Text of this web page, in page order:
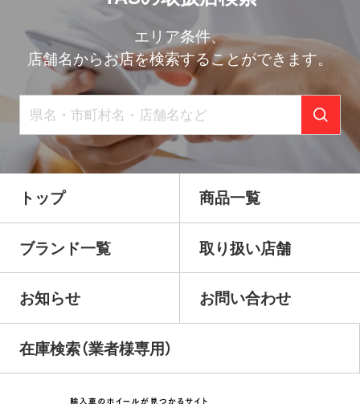
エリア条件、
店舗名からお店を検索することができます。
トップ 商品一覧
ブランド一覧 取り扱い店舗
お知らせ お問い合わせ
在庫検索（業者様専用）